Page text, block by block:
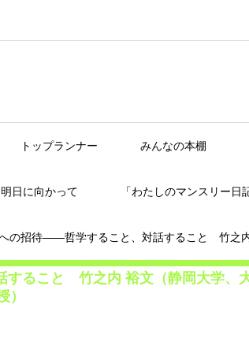
トップランナー みんなの本棚
日に向かって 「わたしのマンスリー日
の招待――哲学すること、対話すること 竹之内
ること 竹之内 裕文（静岡大学、
）